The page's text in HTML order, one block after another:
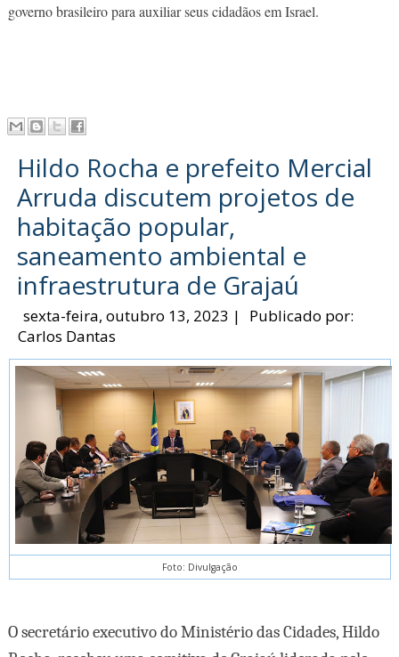
governo brasileiro para auxiliar seus cidadãos em Israel.
Hildo Rocha e prefeito Mercial
Arruda discutem projetos de
habitação popular,
saneamento ambiental e
infraestrutura de Grajaú
sexta-feira, outubro 13, 2023 |
Publicado por:
Carlos Dantas
Foto: Divulgação
O secretário executivo do Ministério das Cidades, Hildo